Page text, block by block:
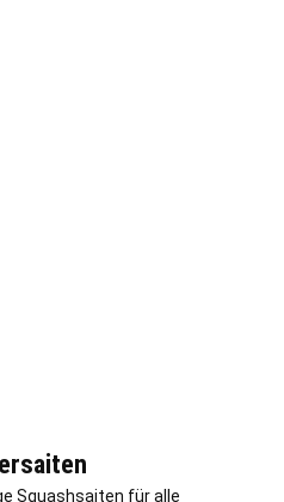
Squashsaiten für alle